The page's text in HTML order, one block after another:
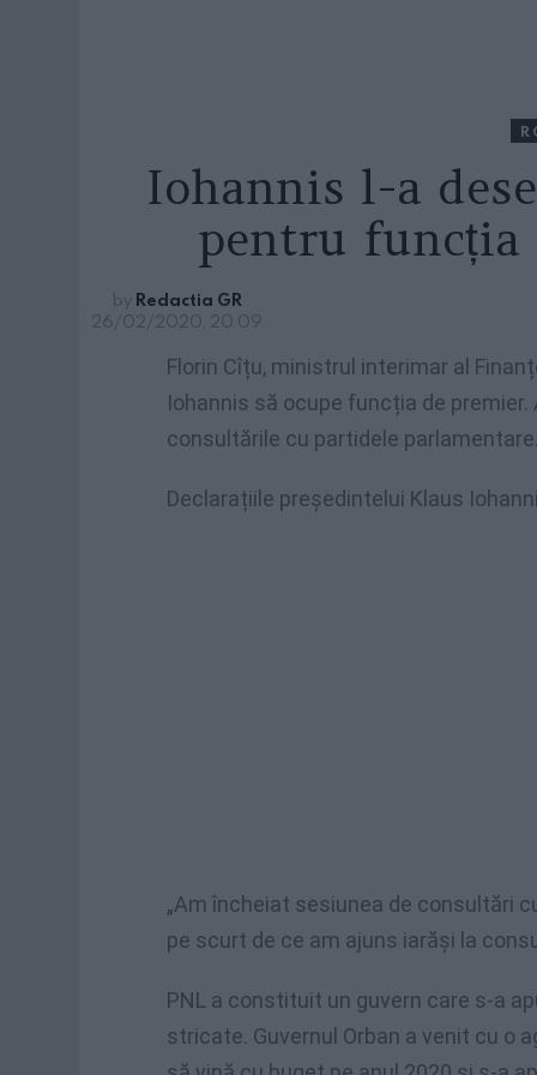
Iohannis l-a
pentru
by Redactia GR
26/02/2020, 20:09
Florin Cîțu, ministrul interimar al
Iohannis să ocupe funcția de
consultările cu partidele parlamentare.
Declarațiile președintelui Klaus
„Am încheiat sesiunea de consultări
pe scurt de ce am ajuns iarăși la
PNL a constituit un guvern care s-a
stricate. Guvernul Orban a venit cu o